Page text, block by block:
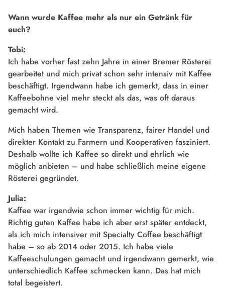
Wann wurde Kaffee mehr als nur ein Getränk für
euch?
Tobi:
Ich habe vorher fast zehn Jahre in einer Bremer Rösterei
gearbeitet und mich privat schon sehr intensiv mit Kaffee
beschäftigt. Irgendwann habe ich gemerkt, dass in einer
Kaffeebohne viel mehr steckt als das, was oft daraus
gemacht wird.
Mich haben Themen wie Transparenz, fairer Handel und
direkter Kontakt zu Farmern und Kooperativen fasziniert.
Deshalb wollte ich Kaffee so direkt und ehrlich wie
möglich anbieten – und habe schließlich meine eigene
Rösterei gegründet.
Julia:
Kaffee war irgendwie schon immer wichtig für mich.
Richtig guten Kaffee habe ich aber erst später entdeckt,
als ich mich intensiver mit Specialty Coffee beschäftigt
habe – so ab 2014 oder 2015. Ich habe viele
Kaffeeschulungen gemacht und irgendwann gemerkt, wie
unterschiedlich Kaffee schmecken kann. Das hat mich
total begeistert.